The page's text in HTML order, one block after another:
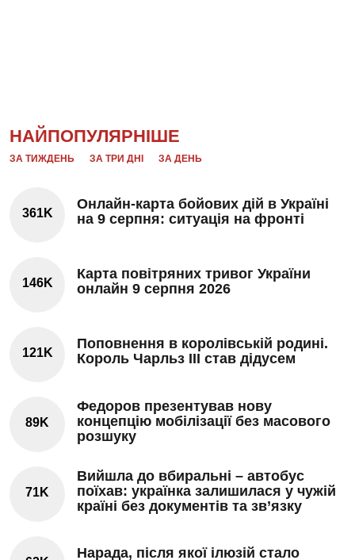
НАЙПОПУЛЯРНІШЕ
ЗА ТИЖДЕНЬ ЗА ТРИ ДНІ ЗА ДЕНЬ
361K
Онлайн-карта бойових дій в Україні
на 9 серпня: ситуація на фронті
146K
Карта повітряних тривог України
онлайн 9 серпня 2026
121K
Поповнення в королівській родині.
Король Чарльз III став дідусем
89K
Федоров презентував нову
концепцію мобілізації без масового
розшуку
71K
Вийшла до вбиральні – автобус
поїхав: українка залишилася у чужій
країні без документів та зв’язку
Нарада, після якої ілюзій стало